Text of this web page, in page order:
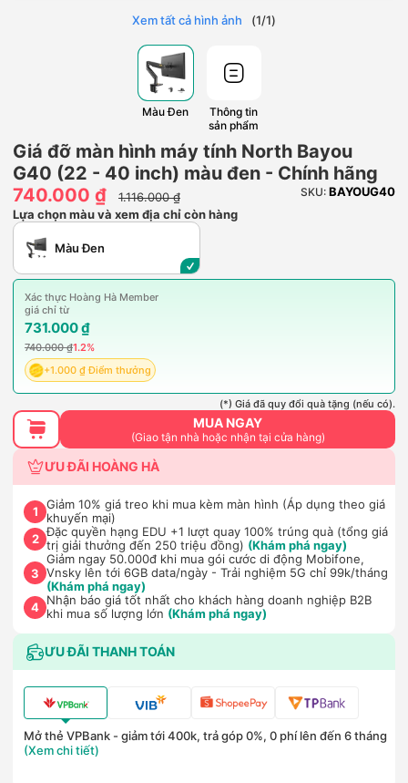
Xem tất cả hình ảnh (1/1)
Màu Đen
Thông tin
sản phẩm
Giá đỡ màn hình máy tính North Bayou
G40 (22 - 40 inch) màu đen - Chính hãng
740.000 ₫
1.116.000 ₫ SKU: BAYOUG40
Lựa chọn màu và xem địa chỉ còn hàng
Màu Đen
Xác thực Hoàng Hà Member
giá chỉ từ
731.000 ₫
740.000 ₫1.2%
+1.000 ₫ Điểm thưởng
(*) Giá đã quy đổi quà tặng (nếu có).
MUA NGAY
(Giao tận nhà hoặc nhận tại cửa hàng)
ƯU ĐÃI HOÀNG HÀ
1
Giảm 10% giá treo khi mua kèm màn hình (Áp dụng theo giá
khuyến mại)
2 Đặc quyền hạng EDU +1 lượt quay 100% trúng quà (tổng giá
trị giải thưởng đến 250 triệu đồng) (Khám phá ngay)
3
Giảm ngay 50.000đ khi mua gói cước di động Mobifone,
Vnsky lên tới 6GB data/ngày - Trải nghiệm 5G chỉ 99k/tháng
(Khám phá ngay)
4 Nhận báo giá tốt nhất cho khách hàng doanh nghiệp B2B
khi mua số lượng lớn (Khám phá ngay)
ƯU ĐÃI THANH TOÁN
Mở thẻ VPBank - giảm tới 400k, trả góp 0%, 0 phí lên đến 6 tháng
(Xem chi tiết)